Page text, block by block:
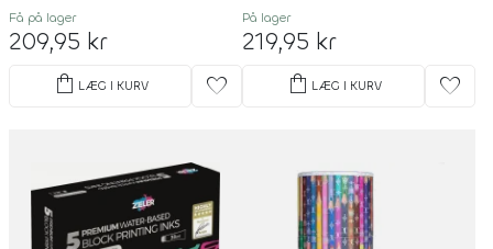
Få på lager
209,95 kr
shopping_bag LÆG I KURV favorite
På lager
219,95 kr
shopping_bag LÆG I KURV favorite